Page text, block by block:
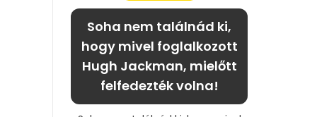
Soha nem találnád ki,
hogy mivel foglalkozott
Hugh Jackman, mielőtt
felfedezték volna!